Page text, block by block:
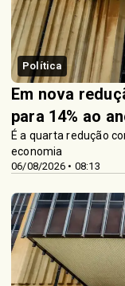
Política
06/08/2026 • 08:13
Em nova
para 14% ao
É a quarta redução
economia